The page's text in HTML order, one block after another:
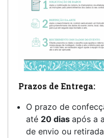
Prazos de Entrega:
O prazo de
até 20 dias após a
de envio ou